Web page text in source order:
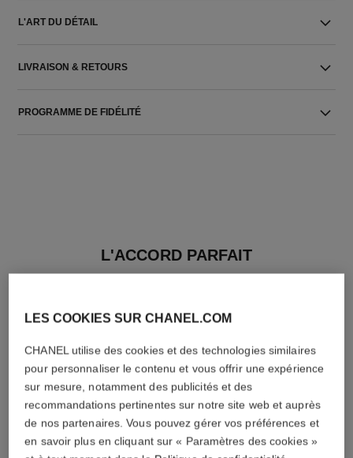
L'ART DU DÉTAIL
LIVRAISON & RETOURS
PROGRAMME DE FIDÉLITÉ
L'ACCORD PARFAIT
LES COOKIES SUR CHANEL.COM
CHANEL utilise des cookies et des technologies similaires
pour personnaliser le contenu et vous offrir une expérience
sur mesure, notamment des publicités et des
recommandations pertinentes sur notre site web et auprès
de nos partenaires. Vous pouvez gérer vos préférences et
en savoir plus en cliquant sur « Paramètres des cookies »